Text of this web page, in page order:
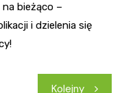
bieżąco –
i dzielenia się
Kolejny